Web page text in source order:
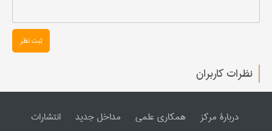
ثبت نظر
نظرات کاربران
دربارۀ مرکز همکاری علمی مداخل جدید انتشارات